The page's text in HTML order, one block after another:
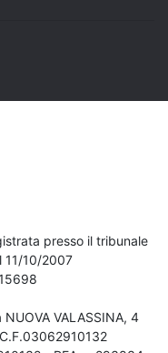
presso il tribunale
11/10/2007
VALASSINA, 4